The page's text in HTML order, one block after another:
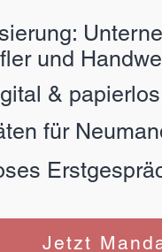
und
& papierlos
für
Jetzt